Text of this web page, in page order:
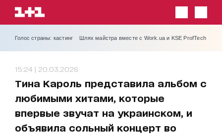
Голос страны: кастинг Шлях майстра вместе с Work.ua и KSE ProfTech
15:24 | 20.03.2026
Тина Кароль представила альбом с
любимыми хитами, которые
впервые звучат на украинском, и
объявила сольный концерт во